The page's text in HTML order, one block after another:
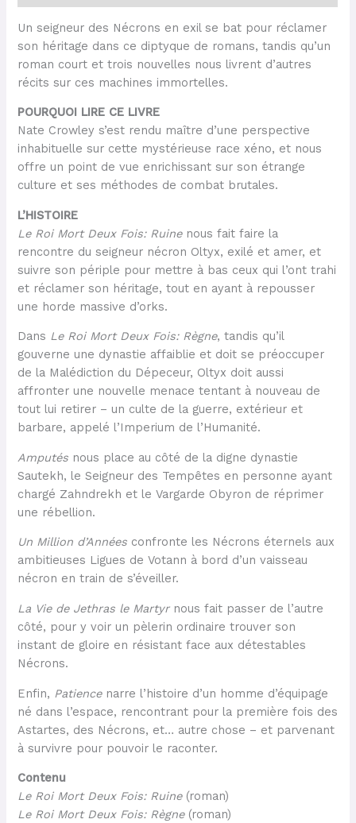
Un seigneur des Nécrons en exil se bat pour réclamer
son héritage dans ce diptyque de romans, tandis qu’un
roman court et trois nouvelles nous livrent d’autres
récits sur ces machines immortelles.
POURQUOI LIRE CE LIVRE
Nate Crowley s’est rendu maître d’une perspective
inhabituelle sur cette mystérieuse race xéno, et nous
offre un point de vue enrichissant sur son étrange
culture et ses méthodes de combat brutales.
L’HISTOIRE
Le Roi Mort Deux Fois: Ruinenous fait faire la
rencontre du seigneur nécron Oltyx, exilé et amer, et
suivre son périple pour mettre à bas ceux qui l’ont trahi
et réclamer son héritage, tout en ayant à repousser
une horde massive d’orks.
Dans Le Roi Mort Deux Fois: Règne, tandis qu’il
gouverne une dynastie affaiblie et doit se préoccuper
de la Malédiction du Dépeceur, Oltyx doit aussi
affronter une nouvelle menace tentant à nouveau de
tout lui retirer – un culte de la guerre, extérieur et
barbare, appelé l’Imperium de l’Humanité.
Amputés nous place au côté de la digne dynastie
Sautekh, le Seigneur des Tempêtes en personne ayant
chargé Zahndrekh et le Vargarde Obyron de réprimer
une rébellion.
Un Million d’Années confronte les Nécrons éternels aux
ambitieuses Ligues de Votann à bord d’un vaisseau
nécron en train de s’éveiller.
La Vie de Jethras le Martyrnous fait passer de l’autre
côté, pour y voir un pèlerin ordinaire trouver son
instant de gloire en résistant face aux détestables
Nécrons.
Enfin, Patiencenarre l’histoire d’un homme d’équipage
né dans l’espace, rencontrant pour la première fois des
Astartes, des Nécrons, et… autre chose – et parvenant
à survivre pour pouvoir le raconter.
Contenu
Le Roi Mort Deux Fois: Ruine(roman)
Le Roi Mort Deux Fois: Règne(roman)